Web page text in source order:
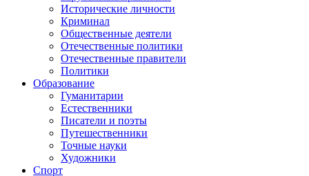
Исторические личности
Криминал
Общественные деятели
Отечественные политики
Отечественные правители
Политики
Образование
Гуманитарии
Естественники
Писатели и поэты
Путешественники
Точные науки
Художники
Спорт